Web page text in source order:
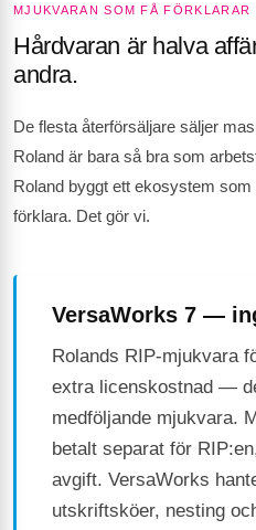
MJUKVARAN SOM FÅ FÖRKLARAR
Hårdvaran är halva
andra.
De flesta återförsäljare säljer
Roland är bara så bra som
Roland byggt ett ekosystem
förklara. Det gör vi.
VersaWorks 7 —
Rolands RIP-mjukvara
extra licenskostnad —
medföljande mjukvara.
betalt separat för
avgift. VersaWorks
utskriftsköer, nesting